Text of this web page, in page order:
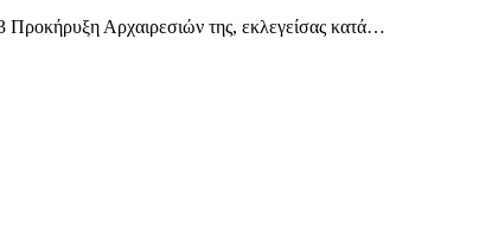
Προκήρυξη Αρχαιρεσιών της, εκλεγείσας κατά…